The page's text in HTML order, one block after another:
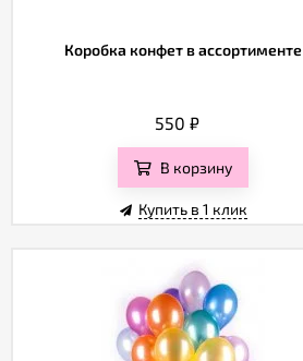
Коробка конфет в ассортименте
550 ₽
В корзину
Купить в 1 клик